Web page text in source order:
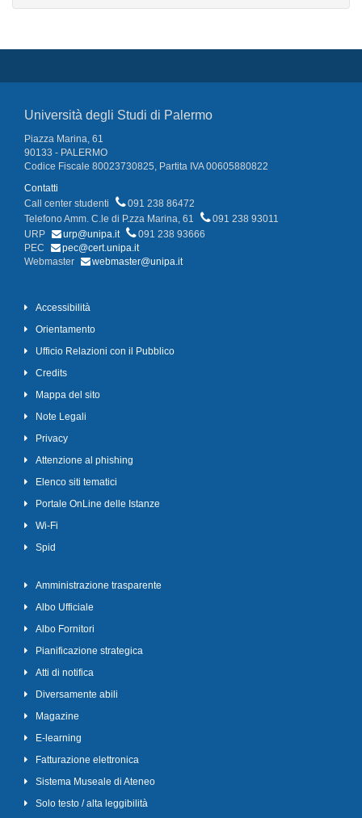
Università degli Studi di Palermo
Piazza Marina, 61
90133 - PALERMO
Codice Fiscale 80023730825, Partita IVA 00605880822
Contatti
Call center studenti
091 238 86472
Telefono Amm. C.le di P.zza Marina, 61
091 238 93011
URP
urp@unipa.it
091 238 93666
PEC
pec@cert.unipa.it
Webmaster
webmaster@unipa.it
Accessibilità
Orientamento
Ufficio Relazioni con il Pubblico
Credits
Mappa del sito
Note Legali
Privacy
Attenzione al phishing
Elenco siti tematici
Portale OnLine delle Istanze
Wi-Fi
Spid
Amministrazione trasparente
Albo Ufficiale
Albo Fornitori
Pianificazione strategica
Atti di notifica
Diversamente abili
Magazine
E-learning
Fatturazione elettronica
Sistema Museale di Ateneo
Solo testo / alta leggibilità